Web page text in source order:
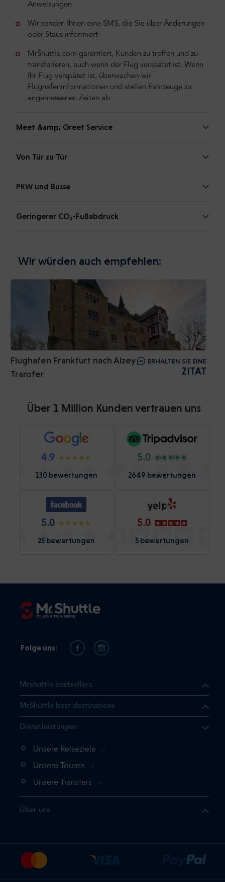
Anweisungen
Wir senden Ihnen eine SMS, die Sie über Änderungen
oder Staus informiert
MrShuttle.com garantiert, Kunden zu treffen und zu
transferieren, auch wenn der Flug verspätet ist. Wenn
Ihr Flug verspätet ist, überwachen wir
Flughafeninformationen und stellen Fahrzeuge zu
angemessenen Zeiten ab
Meet &amp; Greet Service
Von Tür zu Tür
PKW und Busse
Geringerer CO₂-Fußabdruck
Wir würden auch empfehlen:
Flughafen Frankfurt nach Alzey
Transfer
ERHALTEN SIE EINE
ZITAT
Über 1 Million Kunden vertrauen uns
4.9
130 bewertungen
5.0
2649 bewertungen
5.0
25 bewertungen
5.0
5 bewertungen
dass sich das Produkt, das
Warenkorb befindet.
einmal hinzufügen
ein weiteres Mal
Mrshuttle bestsellers
MrShuttle best destinations
Dienstleistungen
Unsere Reiseziele
Unsere Touren
Unsere Transfers
Über uns
Folge uns: